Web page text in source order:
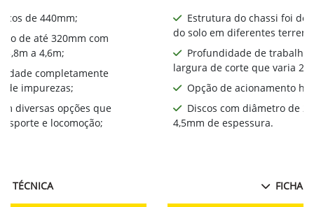
de 440mm​;
de até 320mm com
a 4,6m;
completamente
de impurezas;
diversas opções que
e locomoção;
TÉCNICA
Estrutura do chassi foi
do solo em diferentes
Profundidade de trabalho
largura de corte que varia
Opção de acionamento
Discos com diâmetro de
4,5mm de espessura.
FICHA